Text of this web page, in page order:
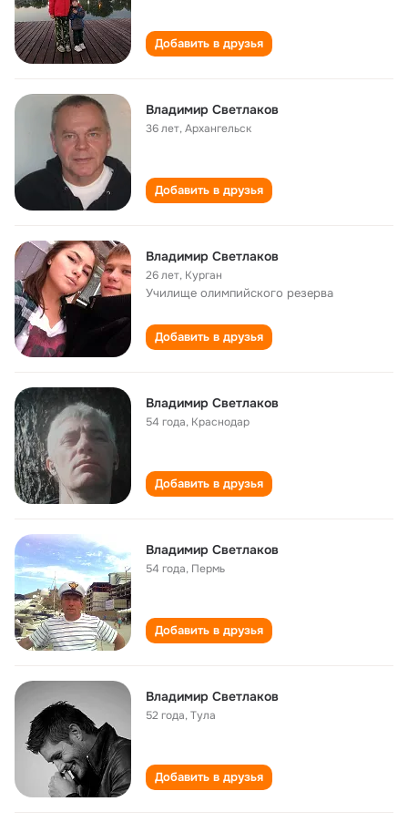
Добавить в друзья
Владимир Светлаков
36 лет,Архангельск
Добавить в друзья
Владимир Светлаков
26 лет, Курган
Училище олимпийского резерва
Добавить в друзья
Владимир Светлаков
54 года, Краснодар
Добавить в друзья
Владимир Светлаков
54 года, Пермь
Добавить в друзья
Владимир Светлаков
52 года,Тула
Добавить в друзья